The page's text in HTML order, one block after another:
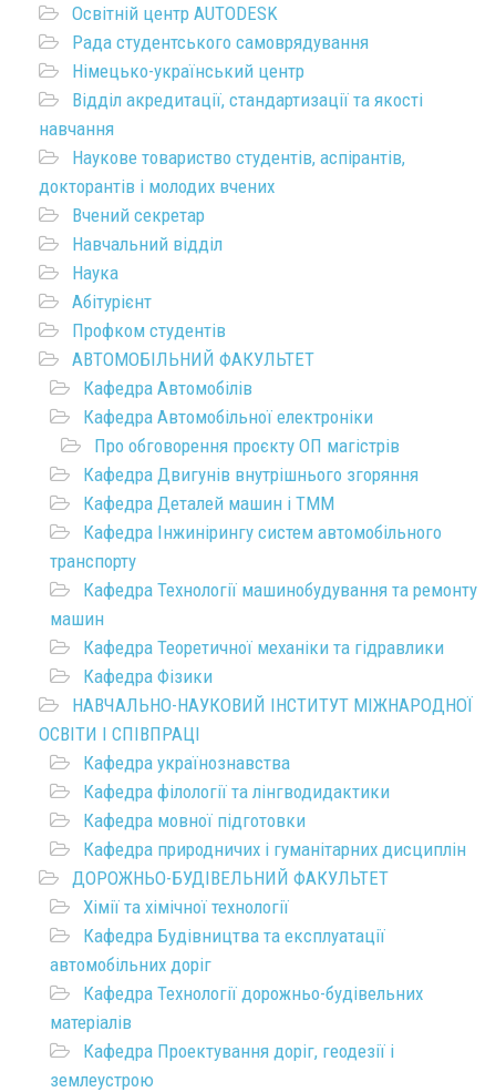
Освітній центр AUTODESK
Рада студентського самоврядування
Німецько-український центр
Відділ акредитації, стандартизації та якості
навчання
Наукове товариство студентів, аспірантів,
докторантів і молодих вчених
Вчений секретар
Навчальний відділ
Наука
Абітурієнт
Профком студентів
АВТОМОБІЛЬНИЙ ФАКУЛЬТЕТ
Кафедра Автомобілів
Кафедра Автомобільної електроніки
Про обговорення проєкту ОП магістрів
Кафедра Двигунів внутрішнього згоряння
Кафедра Деталей машин і ТММ
Кафедра Інжинірингу систем автомобільного
транспорту
Кафедра Технології машинобудування та ремонту
машин
Кафедра Теоретичної механіки та гідравлики
Кафедра Фізики
НАВЧАЛЬНО-НАУКОВИЙ ІНСТИТУТ МІЖНАРОДНОЇ
ОСВІТИ І СПІВПРАЦІ
Кафедра українознавства
Кафедра філології та лінгводидактики
Кафедра мовної підготовки
Кафедра природничих і гуманітарних дисциплін
ДОРОЖНЬО-БУДІВЕЛЬНИЙ ФАКУЛЬТЕТ
Хімії та хімічної технології
Кафедра Будівництва та експлуатації
автомобільних доріг
Кафедра Технології дорожньо-будівельних
матеріалів
Кафедра Проектування доріг, геодезії і
землеустрою